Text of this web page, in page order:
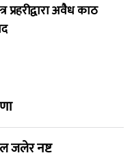
प्रहरीद्वारा अवैध काठ
जलेर नष्ट